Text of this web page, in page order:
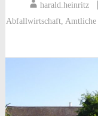
harald.heinritz
Abfallwirtschaft, Amtliche